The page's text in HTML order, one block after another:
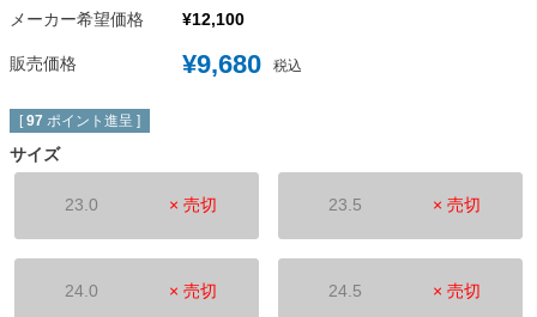
メーカー希望価格 ¥12,100
販売価格 ¥9,680 税込
[ 97 ポイント進呈 ]
サイズ
23.0 × 売切 23.5 × 売切
24.0 × 売切 24.5 × 売切